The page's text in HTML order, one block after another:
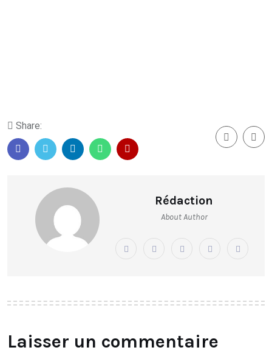
Share:
Rédaction
About Author
Laisser un commentaire